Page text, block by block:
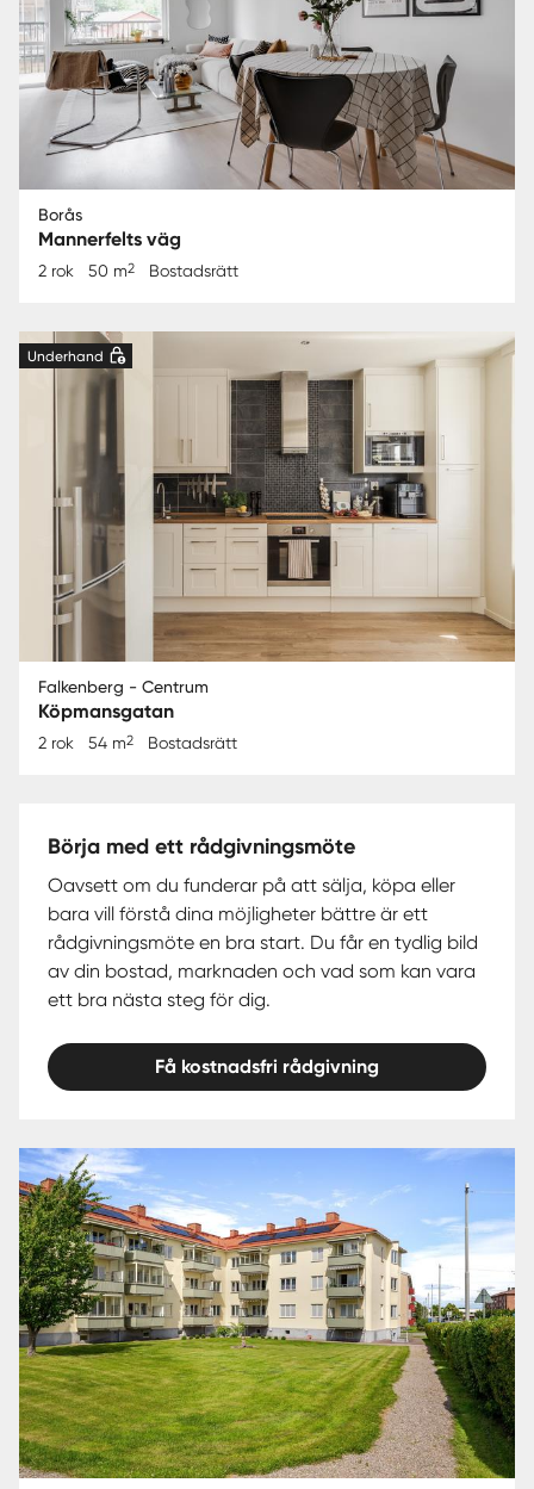
Borås
Mannerfelts väg
2 rok 50 m2 Bostadsrätt
Underhand
Falkenberg - Centrum
Köpmansgatan
2 rok 54 m2 Bostadsrätt
Börja med ett rådgivningsmöte
Oavsett om du funderar på att sälja, köpa eller
bara vill förstå dina möjligheter bättre är ett
rådgivningsmöte en bra start. Du får en tydlig bild
av din bostad, marknaden och vad som kan vara
ett bra nästa steg för dig.
Få kostnadsfri rådgivning